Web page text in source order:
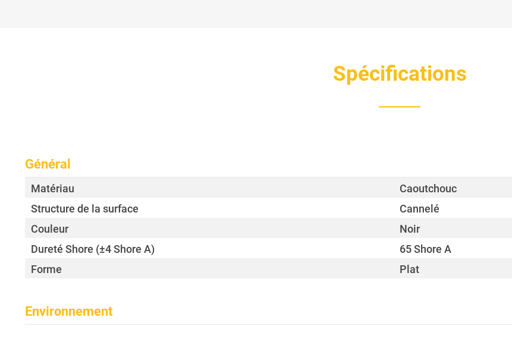
Spécifications
Général
Matériau
Caoutchouc
Structure de la surface
Cannelé
Couleur
Noir
Dureté Shore (±4 Shore A)
65 Shore A
Forme
Plat
Environnement